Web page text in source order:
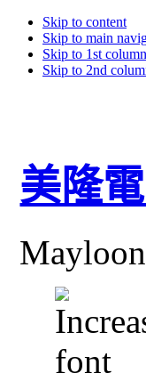
Skip to content
Skip to main
Skip to 1st column
Skip to 2nd
美隆